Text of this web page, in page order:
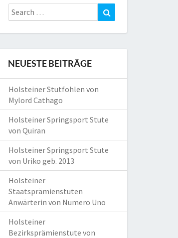
Search
for:
NEUESTE BEITRÄGE
Holsteiner Stutfohlen von
Mylord Cathago
Holsteiner Springsport Stute
von Quiran
Holsteiner Springsport Stute
von Uriko geb. 2013
Holsteiner
Staatsprämienstuten
Anwärterin von Numero Uno
Holsteiner
Bezirksprämienstute von